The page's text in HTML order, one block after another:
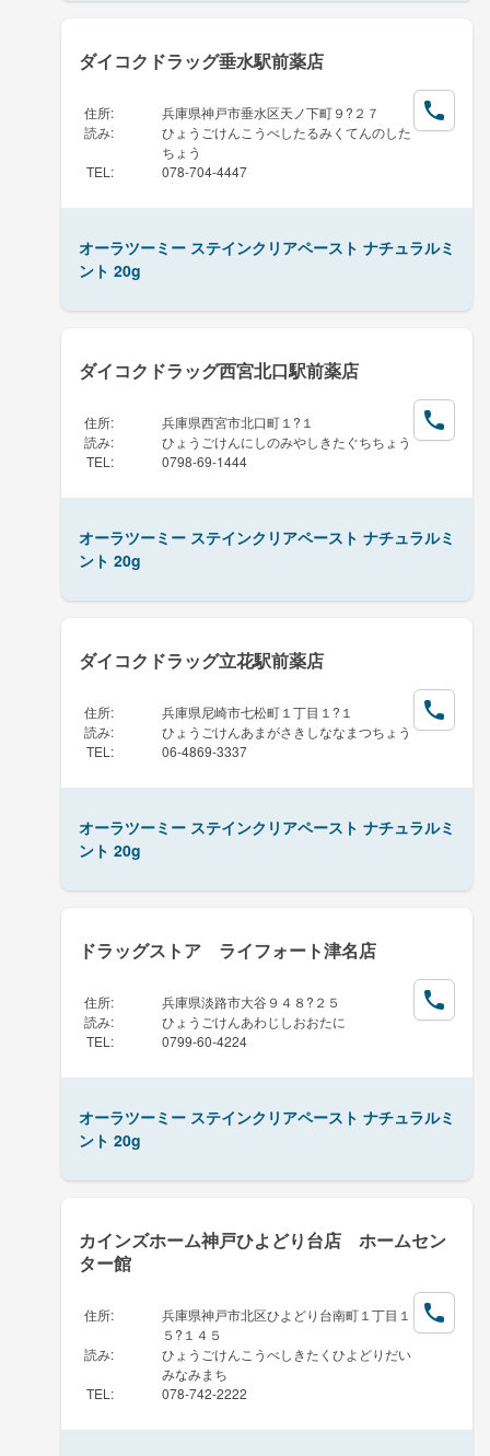
ダイコクドラッグ垂水駅前薬店
住所:
兵庫県神戸市垂水区天ノ下町９?２７
読み:
ひょうごけんこうべしたるみくてんのした
ちょう
TEL : 078-704-4447
オーラツーミー ステインクリアペースト ナチュラルミ
ント 20g
ダイコクドラッグ西宮北口駅前薬店
住所:
兵庫県西宮市北口町１?１
読み:
ひょうごけんにしのみやしきたぐちちょう
TEL : 0798-69-1444
オーラツーミー ステインクリアペースト ナチュラルミ
ント 20g
ダイコクドラッグ立花駅前薬店
住所:
兵庫県尼崎市七松町１丁目１?１
読み:
ひょうごけんあまがさきしななまつちょう
TEL : 06-4869-3337
オーラツーミー ステインクリアペースト ナチュラルミ
ント 20g
ドラッグストア ライフォート津名店
住所:
兵庫県淡路市大谷９４８?２５
読み:
ひょうごけんあわじしおおたに
TEL : 0799-60-4224
オーラツーミー ステインクリアペースト ナチュラルミ
ント 20g
カインズホーム神戸ひよどり台店 ホームセン
ター館
住所:
兵庫県神戸市北区ひよどり台南町１丁目１
５?１４５
読み:
ひょうごけんこうべしきたくひよどりだい
みなみまち
TEL : 078-742-2222